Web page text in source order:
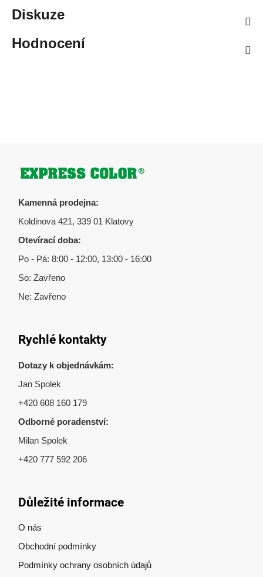
Diskuze
Hodnocení
Zápatí
Kamenná prodejna:
Koldinova 421, 339 01 Klatovy
Otevírací doba:
Po - Pá: 8:00 - 12:00, 13:00 - 16:00
So: Zavřeno
Ne: Zavřeno
Rychlé kontakty
Dotazy k objednávkám:
Jan Spolek
+420 608 160 179
Odborné poradenství:
Milan Spolek
+420 777 592 206
Důležité informace
O nás
Obchodní podmínky
Podmínky ochrany osobních údajů